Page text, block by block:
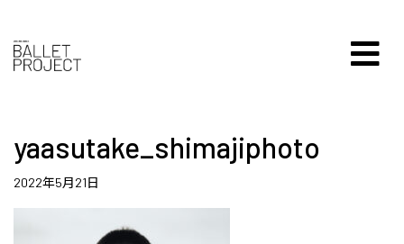
yaasutake_shimajiphoto
2022年5月21日